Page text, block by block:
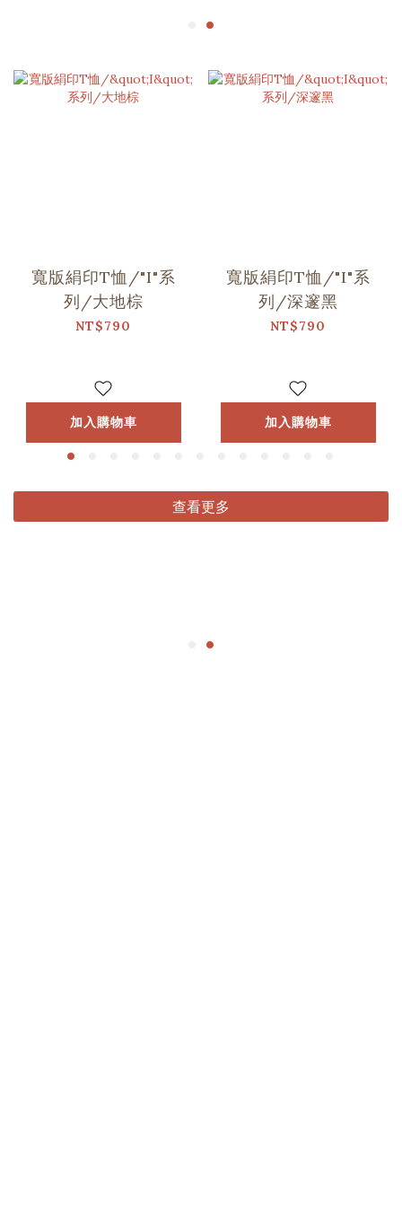
寬版絹印T恤/"I"系
列/大地棕
NT$790
加入購物車
寬版絹印T恤/"I"系
列/深邃黑
NT$790
加入購物車
查看更多